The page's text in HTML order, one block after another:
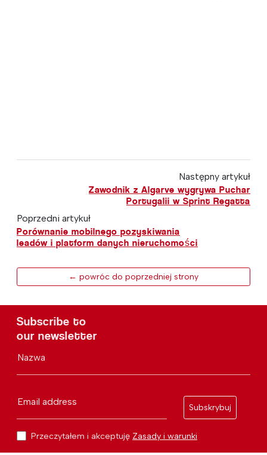
Następny artykuł
Zawodnik z Algarve wygrywa Puchar
Portugalii w Sprint Regatta
Poprzedni artykuł
Porównanie mobilnego pozyskiwania
leadów i platform danych nieruchomości
← powróc do poprzedniej strony
Subscribe to
our newsletter
Nazwa
Email address
Subskrybuj
Przeczytałem i akceptuję Zasady i warunki